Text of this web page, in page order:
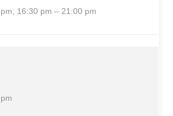
16:30 pm – 21:00 pm